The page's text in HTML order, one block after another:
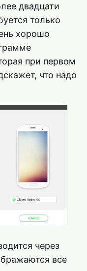
двадцати
только
хорошо
при первом
что надо
через
все